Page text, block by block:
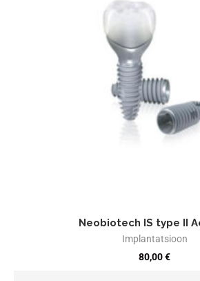
Neobiotech IS type II
Implantatsioon
80,00€